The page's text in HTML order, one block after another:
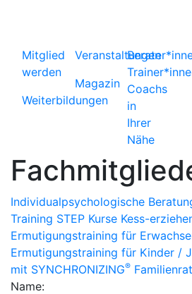
Mitglied
werden
Weiterbildungen
Veranstaltungen
Magazin Coachs
in
Ihrer
Nähe
Individualpsychologische
Training STEP Kurse Kess-
Ermutigungstraining für
Ermutigungstraining für Kinder /
mit SYNCHRONIZING®
Name: